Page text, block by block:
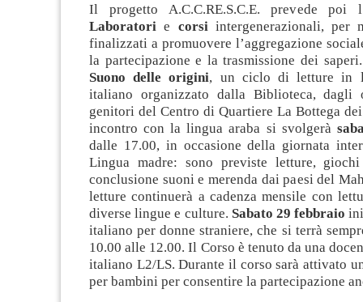
Il progetto A.C.C.RE.S.C.E. prevede poi
Laboratorie corsiintergenerazionali, per
finalizzati a promuovere l’aggregazione
la partecipazione e la trasmissione dei
Suono delle origini, un ciclo di letture in
italiano organizzato dalla Biblioteca, dagli
genitori del Centro di Quartiere La Bottega
incontro con la lingua araba si svolgerà s
dalle 17.00, in occasione della giornata
Lingua madre: sono previste letture,
conclusione suoni e merenda dai paesi del
letture continuerà a cadenza mensile con
diverse lingue e culture. Sabato 29 febbraio
italiano per donne straniere, che si terrà
10.00 alle 12.00. Il Corso è tenuto da una
italiano L2/LS. Durante il corso sarà attivato
per bambini per consentire la partecipazione